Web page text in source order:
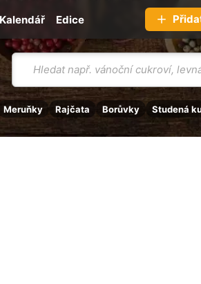
Vyhledávání
Meruňky Rajčata Borůvky Studená
Kalendář Edice